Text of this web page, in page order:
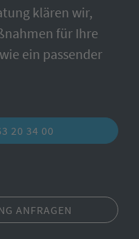
klären wir,
für Ihre
ein passender
20 34 00
ANFRAGEN